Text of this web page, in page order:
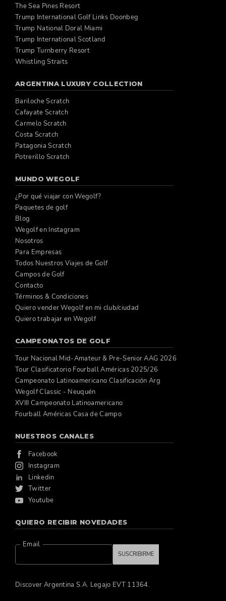
The Sea Pines Resort
Trump International Golf Links Doonbeg
Trump National Doral Miami
Trump International Scotland
Trump Turnberry Resort
Whistling Straits
ARGENTINA LUXURY COLLECTION
Bariloche Scratch
Cafayate Scratch
Carmelo Scratch
Costa Scratch
Patagonia Scratch
Potrerillo Scratch
MUNDO WEGOLF
¿Por qué viajar con Wegolf?
Paquetes de golf
Blog
Wegolf en Instagram
Nosotros
Para Empresas
Todos Nuestros Viajes de Golf
Campos de Golf
Contacto
Términos & Condiciones
Quiero vender Wegolf en mi club/ciudad
Quiero trabajar en Wegolf
CAMPEONATOS DE GOLF
Tour Nacional Mid-Amateur & Pre-Senior AAG 2026
Tour Clasificatorio Fourball Américas 2025/26
Campeonato Latinoamericano Clasificación Arg
Wegolf Classic - Neuquén
XVIII Campeonato Latinoamericano
Fourball Américas Casa de Campo
NUESTROS CANALES
Facebook
Instagram
Linkedin
Twitter
Youtube
QUIERO RECIBIR NOVEDADES
Email
SUSCRIBIRME
Discover Argentina S.A. Legajo EVT 11364.